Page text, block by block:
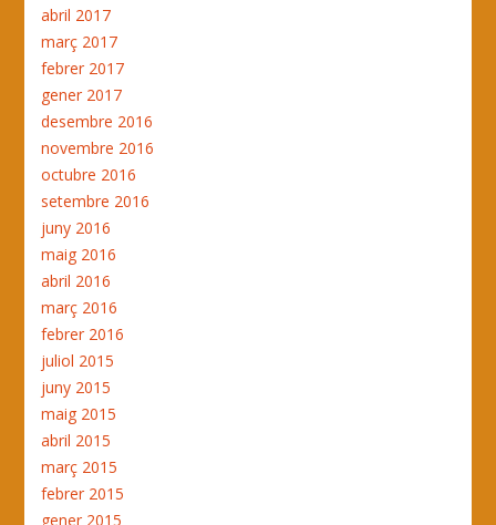
abril 2017
març 2017
febrer 2017
gener 2017
desembre 2016
novembre 2016
octubre 2016
setembre 2016
juny 2016
maig 2016
abril 2016
març 2016
febrer 2016
juliol 2015
juny 2015
maig 2015
abril 2015
març 2015
febrer 2015
gener 2015